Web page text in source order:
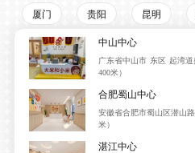
昆明
贵阳
厦门
中山中心
广东省中山市 东区 起湾道
400米）
合肥蜀山中心
安徽省合肥市蜀山区潜山
米）
湛江中心